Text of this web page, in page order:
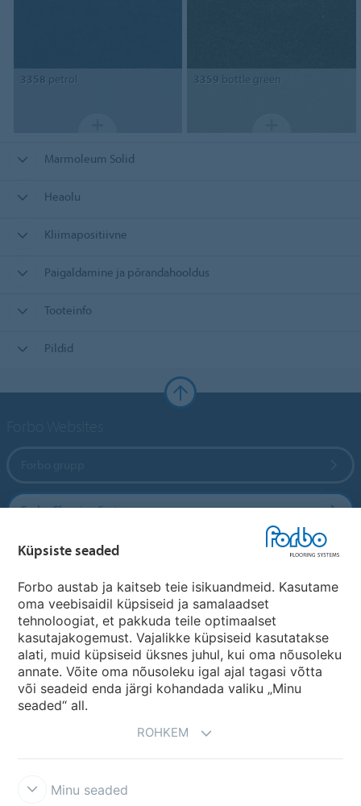
3358 petrol 3359 bottle green
Marmoleum Solid
Heaolu
Kliimapositiivne
Paigaldamine ja põrandahooldus
Tooteinfo
Pildid
Forbo Flooring Systems
Forbo Movement Systems
Riikide saidid
Vali oma riik
Küpsiste seaded
Forbo austab ja kaitseb teie isikuandmeid. Kasutame
oma veebisaidil küpsiseid ja samalaadset
tehnoloogiat, et pakkuda teile optimaalset
kasutajakogemust. Vajalikke küpsiseid kasutatakse
alati, muid küpsiseid üksnes juhul, kui oma nõusoleku
annate. Võite oma nõusoleku igal ajal tagasi võtta
või seadeid enda järgi kohandada valiku „Minu
seaded“ all.
ROHKEM
Minu seaded